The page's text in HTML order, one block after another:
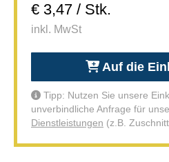
€ 3,47 / Stk.
inkl. MwSt
Auf die
Tipp: Nutzen Sie unsere
unverbindliche Anfrage für
Dienstleistungen (z.B.